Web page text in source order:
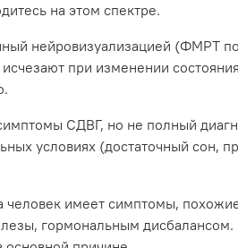
на этом спектре.
нейровизуализацией (ФМРТ
при изменении
СДВГ, но не полный
условиях (достаточный сон,
человек имеет симптомы,
гормональным